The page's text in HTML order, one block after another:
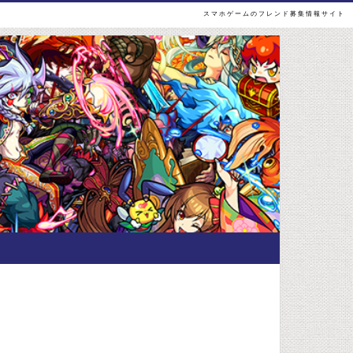
スマホゲームのフレンド募集情報サイト